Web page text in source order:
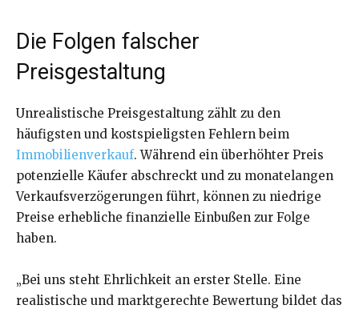
Die Folgen falscher
Preisgestaltung
Unrealistische Preisgestaltung zählt zu den
häufigsten und kostspieligsten Fehlern beim
Immobilienverkauf. Während ein überhöhter Preis
potenzielle Käufer abschreckt und zu monatelangen
Verkaufsverzögerungen führt, können zu niedrige
Preise erhebliche finanzielle Einbußen zur Folge
haben.
„Bei uns steht Ehrlichkeit an erster Stelle. Eine
realistische und marktgerechte Bewertung bildet das